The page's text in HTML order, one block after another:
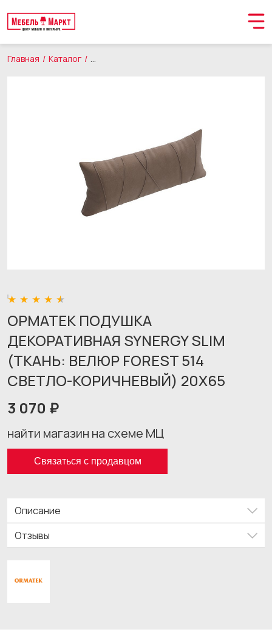
Главная Каталог Товары для дома
ОРМАТЕК ПОДУШКА
ДЕКОРАТИВНАЯ SYNERGY SLIM
(ТКАНЬ: ВЕЛЮР FOREST 514
СВЕТЛО-КОРИЧНЕВЫЙ) 20X65
3 070 ₽
найти магазин на схеме МЦ
Связаться с продавцом
Описание
Отзывы